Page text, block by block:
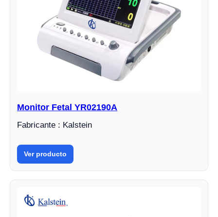
Monitor Fetal YR02190A
Fabricante : Kalstein
Ver producto